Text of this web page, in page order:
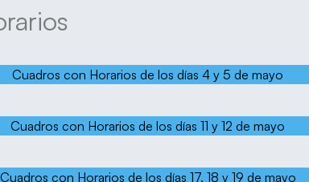
Cuadros con Horarios de los días 4 y 5 de mayo
Cuadros con Horarios de los días 11 y 12 de mayo
Cuadros con Horarios de los días 17, 18 y 19 de mayo